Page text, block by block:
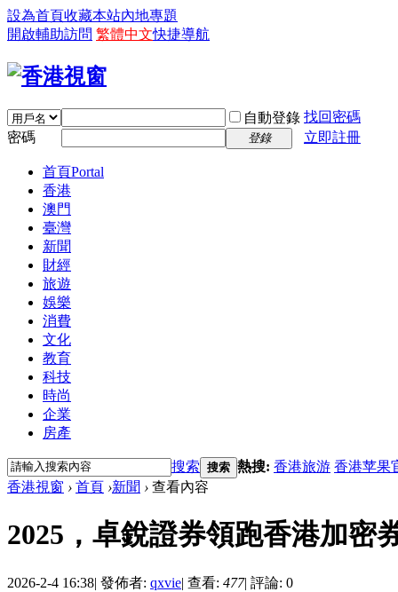
設為首頁收藏本站內地專題
開啟輔助訪問 繁體中文快捷導航
自動登錄 找回密碼
密碼
登錄 立即註冊
首頁Portal
香港
澳門
臺灣
新聞
財經
旅遊
娛樂
消費
文化
教育
科技
時尚
企業
房產
搜索 搜索 熱搜: 香港旅游 香港苹果
香港視窗 › 首頁 ›新聞 › 查看內容
2025，卓銳證券領跑香港加密
2026-2-4 16:38| 發佈者: qxvie| 查看: 477| 評論: 0